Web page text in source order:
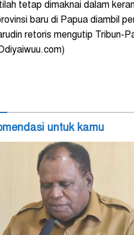
tetap dimaknai dalam
baru di Papua diambil
retoris mengutip Tribun-
untuk kamu